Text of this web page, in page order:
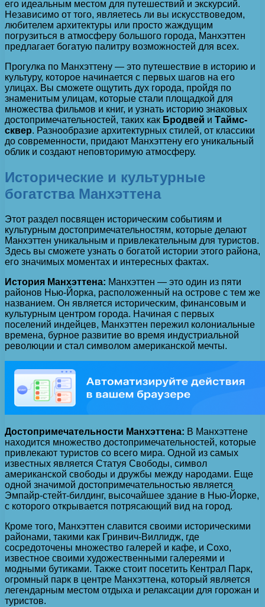
его идеальным местом для путешествий и экскурсий.
Независимо от того, являетесь ли вы искусствоведом,
любителем архитектуры или просто жаждущим
погрузиться в атмосферу большого города, Манхэттен
предлагает богатую палитру возможностей для всех.
Прогулка по Манхэттену — это путешествие в историю и
культуру, которое начинается с первых шагов на его
улицах. Вы сможете ощутить дух города, пройдя по
знаменитым улицам, которые стали площадкой для
множества фильмов и книг, и узнать историю знаковых
достопримечательностей, таких как Бродвей и Таймс-
сквер. Разнообразие архитектурных стилей, от классики
до современности, придают Манхэттену его уникальный
облик и создают неповторимую атмосферу.
Исторические и культурные
богатства Манхэттена
Этот раздел посвящен историческим событиям и
культурным достопримечательностям, которые делают
Манхэттен уникальным и привлекательным для туристов.
Здесь вы сможете узнать о богатой истории этого района,
его значимых моментах и интересных фактах.
История Манхэттена: Манхэттен — это один из пяти
районов Нью-Йорка, расположенный на острове с тем же
названием. Он является историческим, финансовым и
культурным центром города. Начиная с первых
поселений индейцев, Манхэттен пережил колониальные
времена, бурное развитие во время индустриальной
революции и стал символом американской мечты.
Достопримечательности Манхэттена: В Манхэттене
находится множество достопримечательностей, которые
привлекают туристов со всего мира. Одной из самых
известных является Статуя Свободы, символ
американской свободы и дружбы между народами. Еще
одной значимой достопримечательностью является
Эмпайр-стейт-билдинг, высочайшее здание в Нью-Йорке,
с которого открывается потрясающий вид на город.
Кроме того, Манхэттен славится своими историческими
районами, такими как Гринвич-Виллидж, где
сосредоточены множество галерей и кафе, и Сохо,
известное своими художественными галереями и
модными бутиками. Также стоит посетить Кентрал Парк,
огромный парк в центре Манхэттена, который является
легендарным местом отдыха и релаксации для горожан и
туристов.